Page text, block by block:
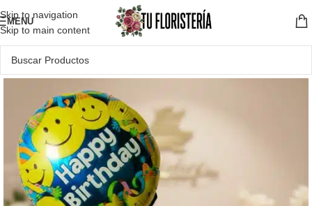
Skip to navigation
Skip to main content
MENU